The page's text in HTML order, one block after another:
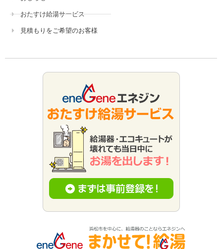
おたすけ給湯サービス
見積もりをご希望のお客様